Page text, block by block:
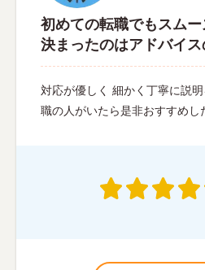
初めての転職でもスム
決まったのはアドバイス
対応が優しく 細かく丁寧に説
職の人がいたら是非おすすめし